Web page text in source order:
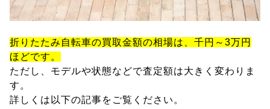
折りたたみ自転車の買取金額の相場は、千円～3万円
ほどです。
ただし、モデルや状態などで査定額は大きく変わりま
す。
詳しくは以下の記事をご覧ください。